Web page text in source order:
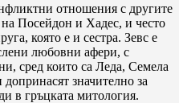
отношения с другите
Посейдон и Хадес, и често
която е и сестра. Зевс е
любовни афери, с
сред които са Леда, Семела
значително за
в гръцката митология.